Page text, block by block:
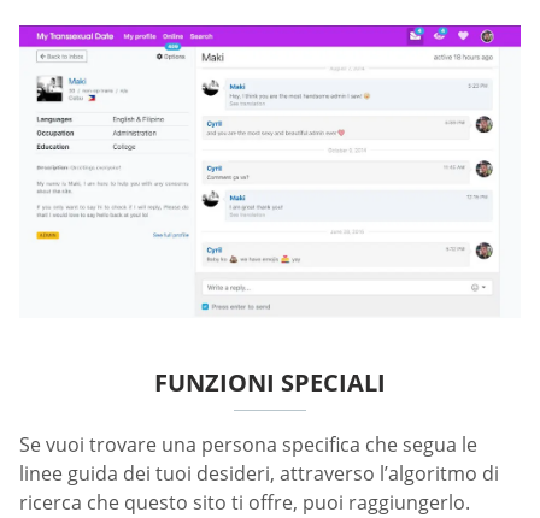
FUNZIONI SPECIALI
Se vuoi trovare una persona specifica che segua le
linee guida dei tuoi desideri, attraverso l’algoritmo di
ricerca che questo sito ti offre, puoi raggiungerlo.